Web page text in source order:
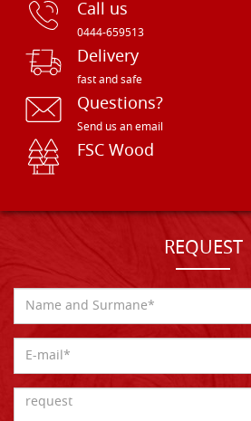
Call us
0444-659513
Delivery
fast and safe
Questions?
Send us an email
FSC Wood
REQUEST